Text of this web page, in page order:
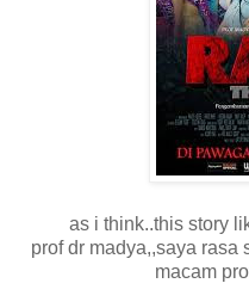
as i think..this story
prof dr madya,,saya
macam